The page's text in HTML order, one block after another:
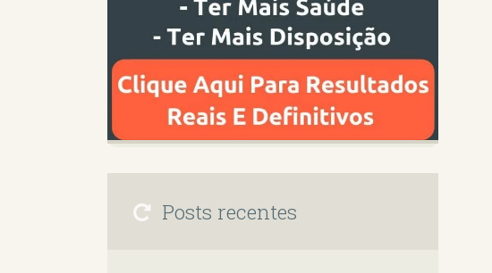
Posts recentes